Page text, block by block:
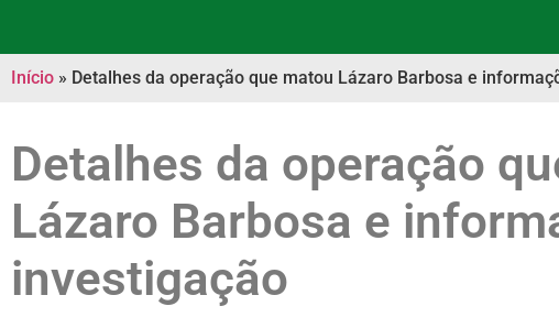
Início » Detalhes da operação que matou Lázaro Barbosa e
Detalhes da operação
Lázaro Barbosa e
investigação